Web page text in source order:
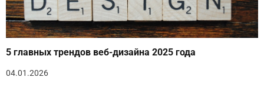
5 главных трендов веб-дизайна 2025 года
04.01.2026